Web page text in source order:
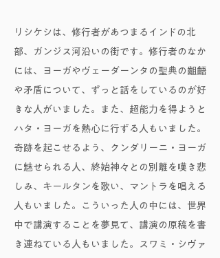
リシケシは、修行者があつまるインドの北
部、ガンジス河沿いの街です。修行者のなか
には、ヨーガやヴェーダーンタの聖典の齟齬
や矛盾について、ずっと話をしているのが好
きな人がいました。また、超能力を得ようと
ハタ・ヨーガを熱心に行ずる人もいました。
奇跡を起こせるよう、クンダリーニ・ヨーガ
に魅せられる人、終始神々との別離を嘆き悲
しみ、キールタンを歌い、マントラを唱える
人もいました。こういった人の中には、世界
中で講演することを夢見て、講演の原稿を書
き連ねている人もいました。スワミ・シヴァ